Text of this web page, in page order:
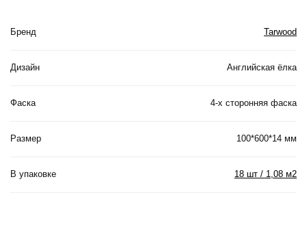
Бренд Tarwood
Дизайн Английская ёлка
Фаска 4-х сторонняя фаска
Размер 100*600*14 мм
В упаковке 18 шт / 1,08 м2